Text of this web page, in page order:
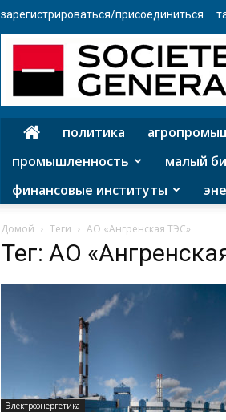
зарегистрироваться/присоединиться
политика
промышленность
малый
финансовые институты
Домой Теги АО «Ангренская ТЭС»
Тег: АО
Электроэнергетика